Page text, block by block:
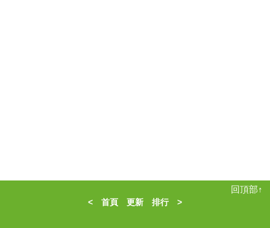
回頂部↑
< 首頁 更新 排行>